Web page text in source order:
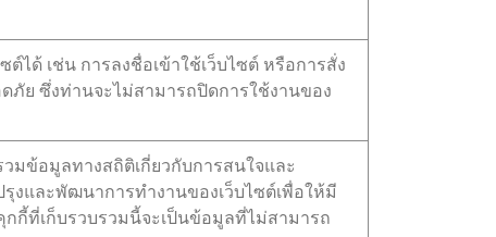
ได้ เช่น การลงชื่อเข้าใช้เว็บไซต์ หรือการสั่ง
ภัย ซึ่งท่านจะไม่สามารถปิดการใช้งานของ
มข้อมูลทางสถิติเกี่ยวกับการสนใจและ
งและพัฒนาการทำงานของเว็บไซต์เพื่อให้มี
ที่เก็บรวบรวมนี้จะเป็นข้อมูลที่ไม่สามารถ